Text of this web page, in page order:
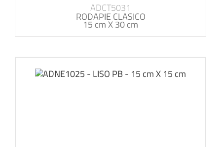
ADCT5031
RODAPIE CLASICO
15 cm X 30 cm